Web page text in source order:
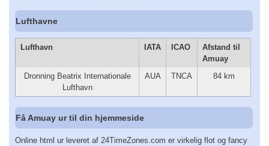
Lufthavne
Lufthavn IATA ICAO
Afstand til
Amuay
Dronning Beatrix Internationale
Lufthavn
AUA TNCA 84 km
Få Amuay ur til din hjemmeside
Online html ur leveret af 24TimeZones.com er virkelig flot og fancy